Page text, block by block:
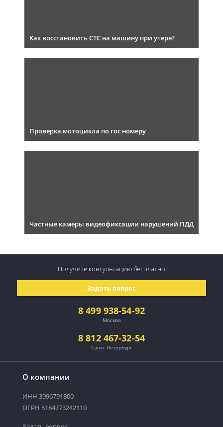
Как восстановить СТС на машину при утере?
Проверка мотоцикла по гос номеру
Частные камеры видеофиксации нарушений ПДД
О компании
ИНН 3996791800
ОГРН 5184773242110
8 499 938-54-92
Москва
8 812 467-32-54
Санкт-Петербург
Задать вопрос
Получите консультациюбесплатно